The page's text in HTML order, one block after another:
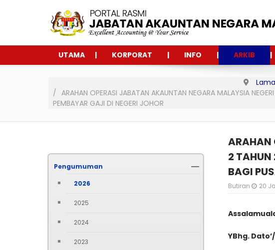
UTAMA KORPORAT INFO ARKIB
ARAHAN OPERASI JABATAN AKAUNTAN NEGARA MALAYSIA
PEMBAYAR GAJI DI NEGERI JOHOR
Pengumuman
2026
2025
2024
2023
ARAHAN
2 TAHUN
BAGI
Butiran 20
YBhg.